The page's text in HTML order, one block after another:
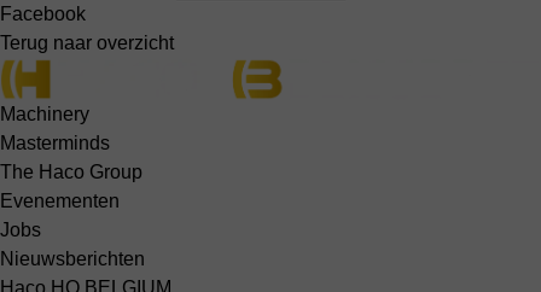
Facebook
Terug naar overzicht
Machinery
Masterminds
The Haco Group
Evenementen
Jobs
Nieuwsberichten